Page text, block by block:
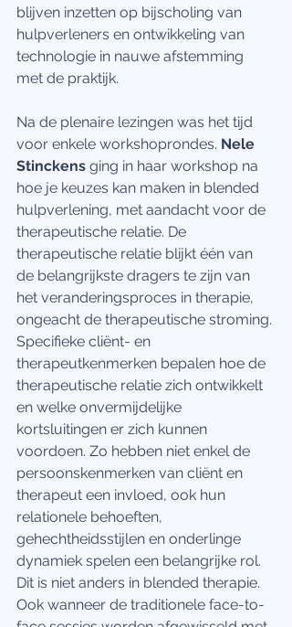
blijven inzetten op bijscholing van
hulpverleners en ontwikkeling van
technologie in nauwe afstemming
met de praktijk.
Na de plenaire lezingen was het tijd
voor enkele workshoprondes. Nele
Stinckens ging in haar workshop na
hoe je keuzes kan maken in blended
hulpverlening, met aandacht voor de
therapeutische relatie. De
therapeutische relatie blijkt één van
de belangrijkste dragers te zijn van
het veranderingsproces in therapie,
ongeacht de therapeutische stroming.
Specifieke cliënt- en
therapeutkenmerken bepalen hoe de
therapeutische relatie zich ontwikkelt
en welke onvermijdelijke
kortsluitingen er zich kunnen
voordoen. Zo hebben niet enkel de
persoonskenmerken van cliënt en
therapeut een invloed, ook hun
relationele behoeften,
gehechtheidsstijlen en onderlinge
dynamiek spelen een belangrijke rol.
Dit is niet anders in blended therapie.
Ook wanneer de traditionele face-to-